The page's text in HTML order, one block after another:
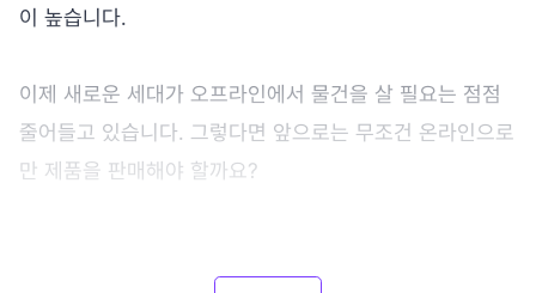
이 높습니다.
이제 새로운 세대가 오프라인에서 물건을 살 필요는 점점
줄어들고 있습니다. 그렇다면 앞으로는 무조건 온라인으로
만 제품을 판매해야 할까요?